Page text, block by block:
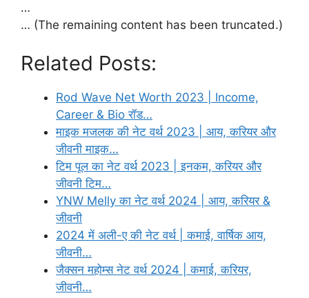
…
… (The remaining content has been truncated.)
Related Posts:
Rod Wave Net Worth 2023 | Income,
Career & Bio रॉड…
माइक मजलक की नेट वर्थ 2023 | आय, करियर और
जीवनी माइक…
टिम पूल का नेट वर्थ 2023 | इनकम, करियर और
जीवनी टिम…
YNW Melly का नेट वर्थ 2024 | आय, करियर &
जीवनी
2024 में अली-ए की नेट वर्थ | कमाई, वार्षिक आय,
जीवनी…
जैक्सन महोम्स नेट वर्थ 2024 | कमाई, करियर,
जीवनी…